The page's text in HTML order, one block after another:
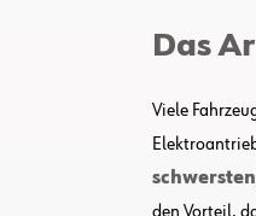
Das
Viele
den Vorteil,